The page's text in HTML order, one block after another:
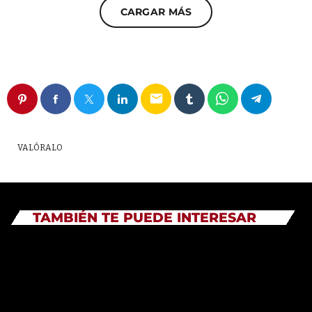
CARGAR MÁS
email
VALÓRALO
TAMBIÉN TE PUEDE INTERESAR